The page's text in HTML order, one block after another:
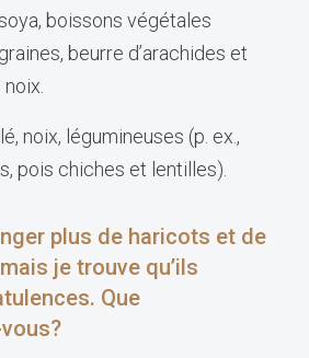
boissons végétales
beurre d’arachides et
noix, légumineuses (p. ex.,
pois chiches et lentilles).
plus de haricots et de
je trouve qu’ils
Que